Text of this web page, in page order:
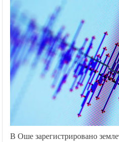
В Оше зарегистрировано